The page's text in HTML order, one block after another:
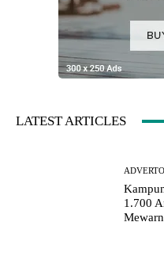
LATEST ARTICLES
1.700